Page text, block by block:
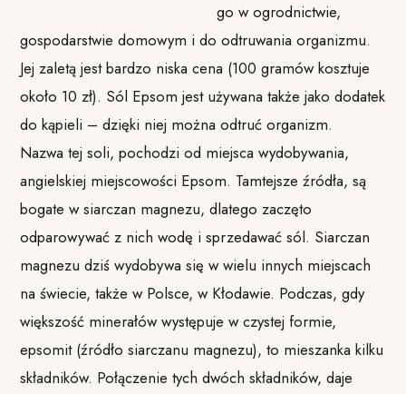
go w ogrodnictwie,
gospodarstwie domowym i do odtruwania organizmu.
Jej zaletą jest bardzo niska cena (100 gramów kosztuje
około 10 zł). Sól Epsom jest używana także jako dodatek
do kąpieli – dzięki niej można odtruć organizm.
Nazwa tej soli, pochodzi od miejsca wydobywania,
angielskiej miejscowości Epsom. Tamtejsze źródła, są
bogate w siarczan magnezu, dlatego zaczęto
odparowywać z nich wodę i sprzedawać sól. Siarczan
magnezu dziś wydobywa się w wielu innych miejscach
na świecie, także w Polsce, w Kłodawie. Podczas, gdy
większość minerałów występuje w czystej formie,
epsomit (źródło siarczanu magnezu), to mieszanka kilku
składników. Połączenie tych dwóch składników, daje